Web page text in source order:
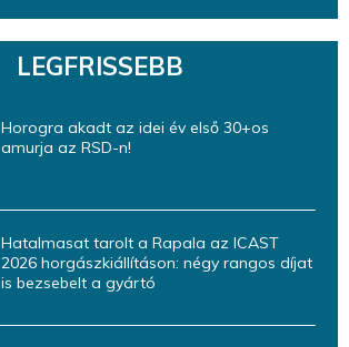
LEGFRISSEBB
Horogra akadt az idei év első 30+os
amurja az RSD-n!
Hatalmasat tarolt a Rapala az ICAST
2026 horgászkiállításon: négy rangos díjat
is bezsebelt a gyártó